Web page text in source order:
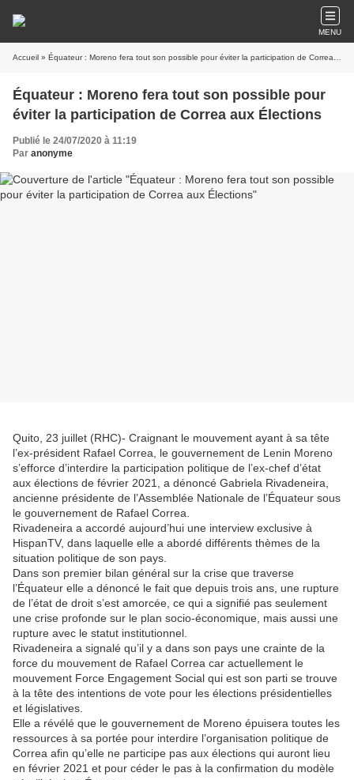
MENU
Accueil » Équateur : Moreno fera tout son possible pour éviter la participation de Correa aux Élections
Équateur : Moreno fera tout son possible pour
éviter la participation de Correa aux Élections
Publié le 24/07/2020 à 11:19
Par anonyme
Quito, 23 juillet (RHC)- Craignant le mouvement ayant à sa tête
l’ex-président Rafael Correa, le gouvernement de Lenin Moreno
s’efforce d’interdire la participation politique de l’ex-chef d’état
aux élections de février 2021, a dénoncé Gabriela Rivadeneira,
ancienne présidente de l’Assemblée Nationale de l’Équateur sous
le gouvernement de Rafael Correa.
Rivadeneira a accordé aujourd’hui une interview exclusive à
HispanTV, dans laquelle elle a abordé différents thèmes de la
situation politique de son pays.
Dans son premier bilan général sur la crise que traverse
l’Équateur elle a dénoncé le fait que depuis trois ans, une rupture
de l’état de droit s’est amorcée, ce qui a signifié pas seulement
une crise profonde sur le plan socio-économique, mais aussi une
rupture avec le statut institutionnel.
Rivadeneira a signalé qu’il y a dans son pays une crainte de la
force du mouvement de Rafael Correa car actuellement le
mouvement Force Engagement Social qui est son parti se trouve
à la tête des intentions de vote pour les élections présidentielles
et législatives.
Elle a révélé que le gouvernement de Moreno épuisera toutes les
ressources à sa portée pour interdire l’organisation politique de
Correa afin qu’elle ne participe pas aux élections qui auront lieu
en février 2021 et pour céder le pas à la confirmation du modèle